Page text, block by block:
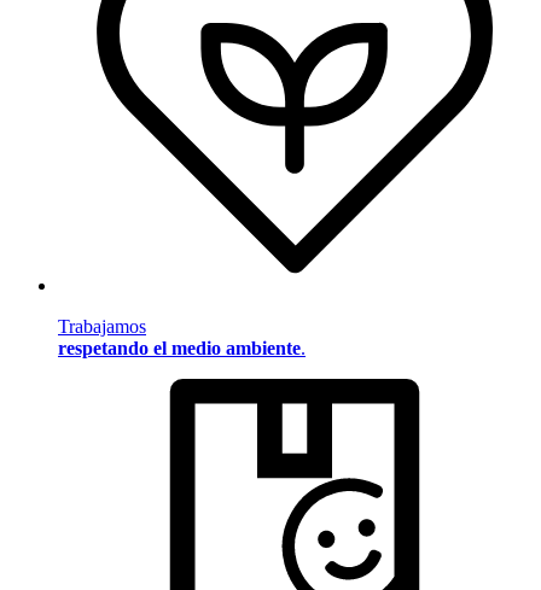
Trabajamos
respetando el medio ambiente.